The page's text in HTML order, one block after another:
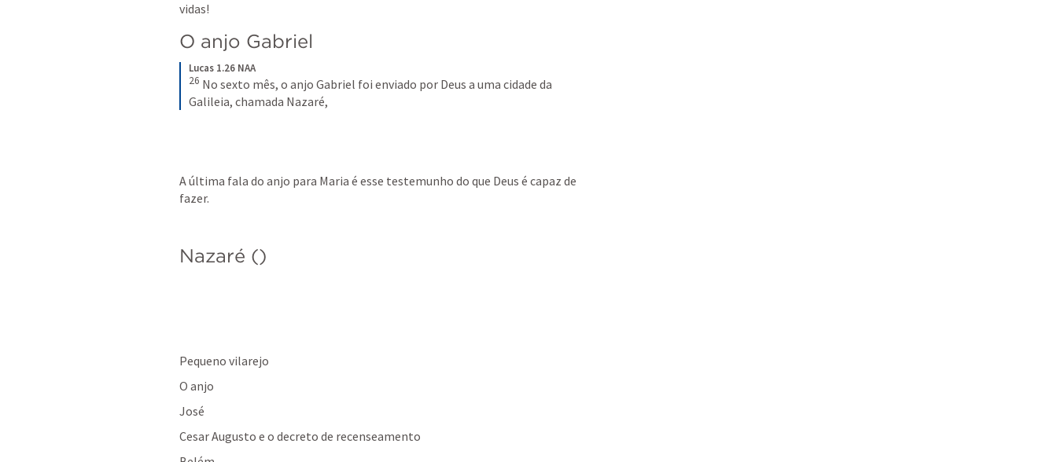
vidas!
O anjo Gabriel
Lucas 1.26 NAA
26 No sexto mês, o anjo Gabriel foi enviado por Deus a uma cidade da
Galileia, chamada Nazaré,
A última fala do anjo para Maria é esse testemunho do que Deus é capaz de
fazer.
Nazaré ()
Pequeno vilarejo
O anjo
José
Cesar Augusto e o decreto de recenseamento